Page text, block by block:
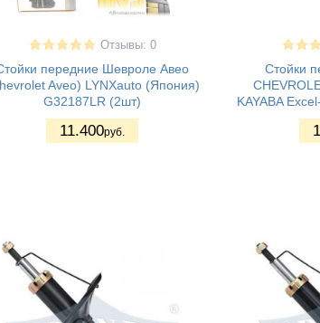
Отзывы: 0
передние Шевроле Авео
Aveo) LYNXauto (Япония)
G32187LR (2шт)
11.400руб.
Стойки
KAYABA